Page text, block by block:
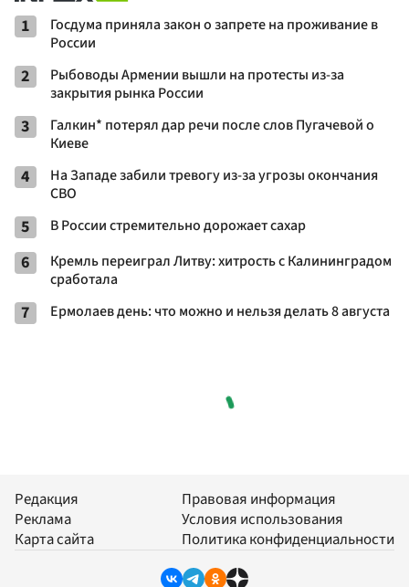
1
Госдума приняла закон о запрете на проживание в
России
2
Рыбоводы Армении вышли на протесты из-за
закрытия рынка России
3
Галкин* потерял дар речи после слов Пугачевой о
Киеве
4
На Западе забили тревогу из-за угрозы окончания
СВО
5 В России стремительно дорожает сахар
6
Кремль переиграл Литву: хитрость с Калининградом
сработала
7 Ермолаев день: что можно и нельзя делать 8 августа
Редакция
Реклама
Карта сайта
Правовая информация
Условия использования
Политика конфиденциальности